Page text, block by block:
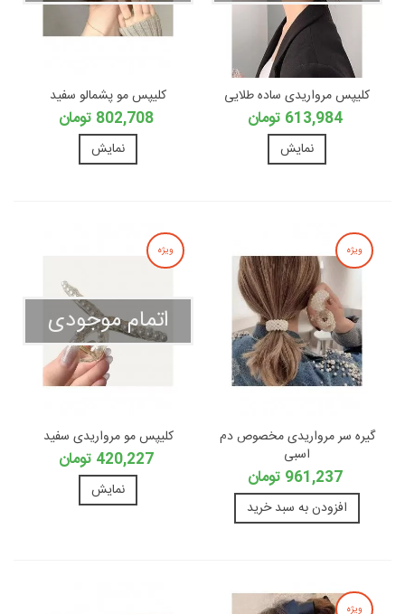
کلیپس مرواریدی ساده طلایی
613,984 تومان
نمایش
کلیپس مو پشمالو سفید
802,708 تومان
نمایش
ویژه
گیره سر مرواریدی مخصوص دم
اسبی
961,237 تومان
افزودن به سبد خرید
ویژه
اتمام موجودی
کلیپس مو مرواریدی سفید
420,227 تومان
نمایش
ویژه